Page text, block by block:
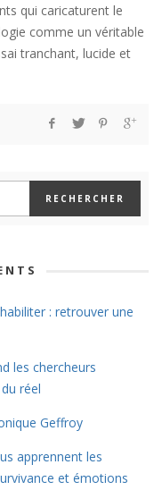
qui caricaturent le
comme un véritable
tranchant, lucide et
: retrouver une
les chercheurs
réel
Geffroy
apprennent les
et émotions